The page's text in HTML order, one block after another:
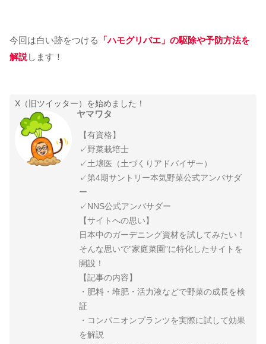
今回は白い跡をつける
「ハモグリバエ」の駆除や予防方法を
解説します！
X（旧ツイッター）を始めました！
ヤマワタ
【有資格】
✓野菜栽培士
✓土壌医（土づくりアドバイザー）
✓第4期サントリー本気野菜公式アンバサダ
ー
✓NNS公式アンバサダー
【サイトへの思い】
日本中のガーデニング資材を試してみたい！
そんな思いで”家庭菜園”に特化したサイトを
開設！
【記事の内容】
・肥料・堆肥・活力液などで野菜の成長を検
証
・コンパニオンプランツを実際に試して効果
を解説